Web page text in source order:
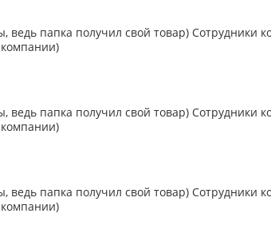
ведь папка получил свой товар) Сотрудники
ведь папка получил свой товар) Сотрудники
ведь папка получил свой товар) Сотрудники